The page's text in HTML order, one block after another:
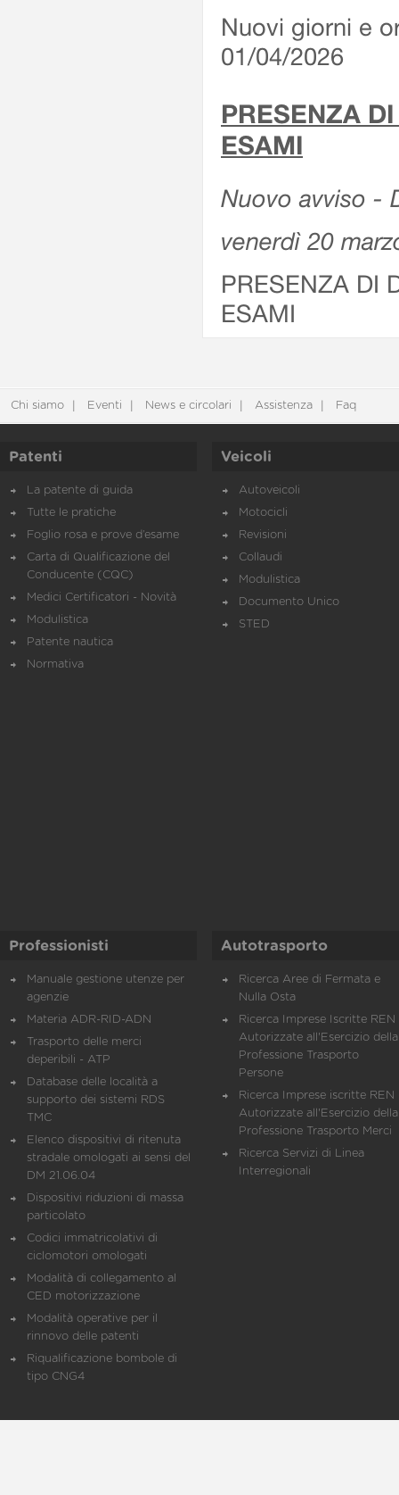
Nuovi giorni e
01/04/2026
PRESENZA
ESAMI
Nuovo avviso -
venerdì 20
PRESENZA DI
ESAMI
Chi siamo Eventi News e circolari Assistenza Faq
Patenti
La patente di guida
Tutte le pratiche
Foglio rosa e prove d’esame
Carta di Qualificazione del
Conducente (CQC)
Medici Certificatori - Novità
Modulistica
Patente nautica
Normativa
Veicoli
Autoveicoli
Motocicli
Revisioni
Collaudi
Modulistica
Documento Unico
STED
Professionisti
Manuale gestione utenze per
agenzie
Materia ADR-RID-ADN
Trasporto delle merci
deperibili - ATP
Database delle località a
supporto dei sistemi RDS
TMC
Elenco dispositivi di ritenuta
stradale omologati ai sensi del
DM 21.06.04
Dispositivi riduzioni di massa
particolato
Codici immatricolativi di
ciclomotori omologati
Modalità di collegamento al
CED motorizzazione
Modalità operative per il
rinnovo delle patenti
Riqualificazione bombole di
tipo CNG4
Autotrasporto
Ricerca Aree di Fermata e
Nulla Osta
Ricerca Imprese Iscritte REN
Autorizzate all'Esercizio della
Professione Trasporto
Persone
Ricerca Imprese iscritte REN
Autorizzate all'Esercizio della
Professione Trasporto Merci
Ricerca Servizi di Linea
Interregionali